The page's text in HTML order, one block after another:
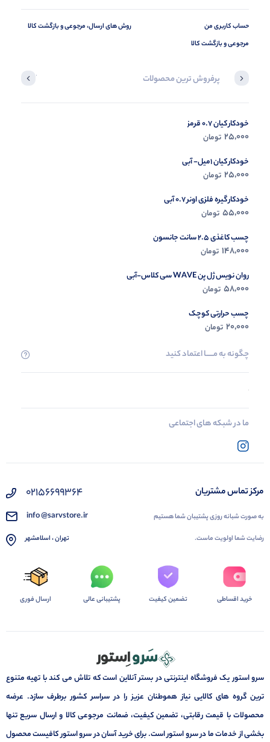
حساب کاربری من
مرجوعی و بازگشت کالا
روش های ارسال، مرجوعی و بازگشت کالا
پرفروش ترین محصولات آخرین
خودکار کیان 0.7 قرمز
25,000 تومان
خودکار کیان 1میل- آبی
25,000 تومان
خودکار گیره فلزی اونر 0.7 آبی
55,000 تومان
چسب کاغذی 2.5 سانت جانسون
148,000 تومان
روان نویس ژل پن WAVE سی کلاس-آبی
58,000 تومان
چسب حرارتی کوچک
20,000 تومان
چگونه به مــــــا اعتماد کنید
ما در شبکه های اجتماعی
مرکز تماس مشتریان
به صورت شبانه روزی پشتیبان شما هستیم
رضایت شما اولویت ماست.
02156699364
info @sarvstore.ir
تهران ، اسلامشهر
خرید اقساطی تضمین کیفیت پشتیبانی عالی ارسال فوری
سرو استور یک فروشگاه اینترنتی در بستر آنلاین است که تلاش می کند با تهیه متنوع
ترین گروه های کالایی نیاز هموطنان عزیز را در سراسر کشور برطرف سازد. عرضه
محصولات با قیمت رقابتی، تضمین کیفیت، ضمانت مرجوعی کالا و ارسال سریع تنها
بخشی از خدمات ما در سرو استور است. برای خرید آسان در سرو استور کافیست محصول